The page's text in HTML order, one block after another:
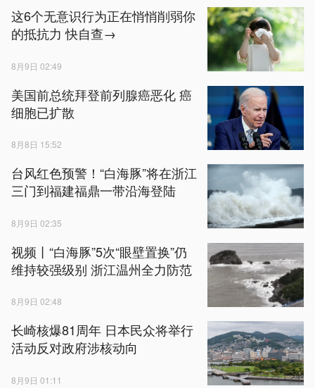
这6个无意识行为正在悄悄削弱你
的抵抗力 快自查→
8月9日 02:49
美国前总统拜登前列腺癌恶化 癌
细胞已扩散
8月8日 15:52
台风红色预警！“白海豚”将在浙江
三门到福建福鼎一带沿海登陆
8月9日 02:35
视频丨“白海豚”5次“眼壁置换”仍
维持较强级别 浙江温州全力防范
8月9日 02:48
长崎核爆81周年 日本民众将举行
活动反对政府涉核动向
8月9日 01:11